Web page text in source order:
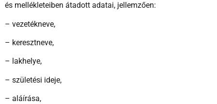
és mellékleteiben átadott adatai, jellemzően:
– vezetékneve,
– keresztneve,
– lakhelye,
– születési ideje,
– aláírása,